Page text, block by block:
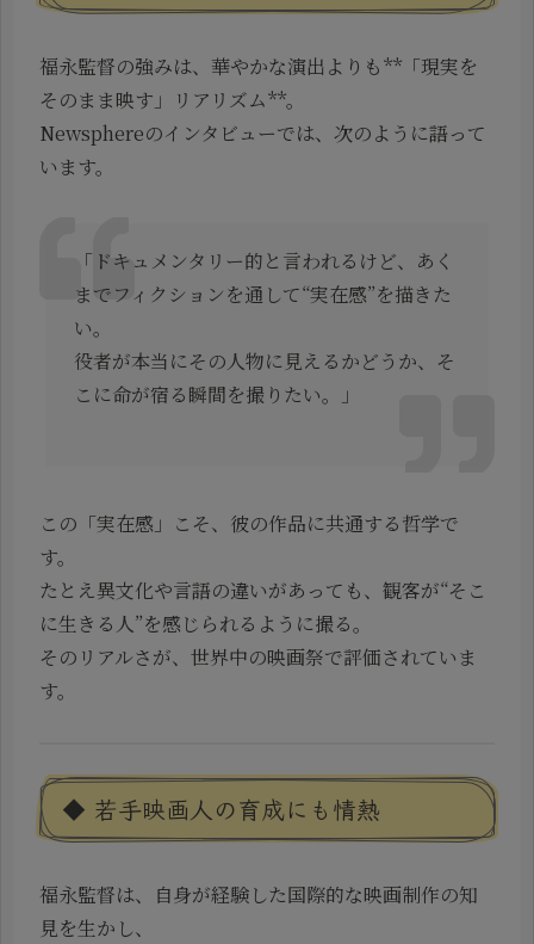
福永監督の強みは、華やかな演出よりも**「現実を
そのまま映す」リアリズム**。
Newsphereのインタビューでは、次のように語って
います。
「ドキュメンタリー的と言われるけど、あく
までフィクションを通して“実在感”を描きた
い。
役者が本当にその人物に見えるかどうか、そ
こに命が宿る瞬間を撮りたい。」
この「実在感」こそ、彼の作品に共通する哲学で
す。
たとえ異文化や言語の違いがあっても、観客が“そこ
に生きる人”を感じられるように撮る。
そのリアルさが、世界中の映画祭で評価されていま
す。
◆ 若手映画人の育成にも情熱
福永監督は、自身が経験した国際的な映画制作の知
見を生かし、